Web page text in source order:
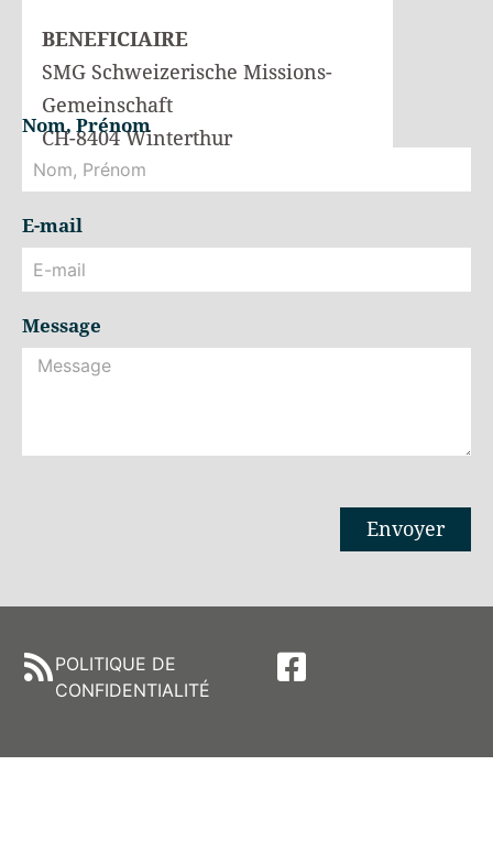
BENEFICIAIRE
SMG Schweizerische Missions-
Gemeinschaft
CH-8404 Winterthur
Nom, Prénom
E-mail
Message
Envoyer
POLITIQUE DE
CONFIDENTIALITÉ